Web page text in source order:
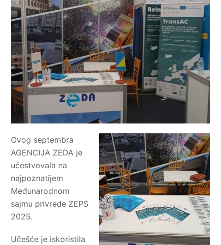
Ovog septembra
AGENCIJA ZEDA je
učestvovala na
najpoznatijem
Međunarodnom
sajmu privrede ZEPS
2025.
Učešće je iskoristila